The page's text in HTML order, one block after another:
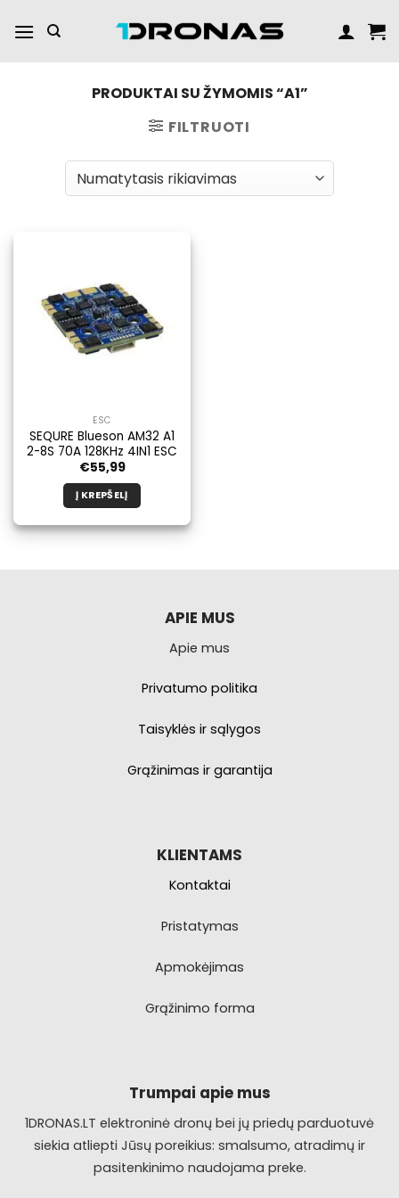
turinį
PRODUKTAI SU ŽYMOMIS “A1”
FILTRUOTI
ESC
SEQURE Blueson AM32 A1
2-8S 70A 128KHz 4IN1 ESC
€55,99
Į KREPŠELĮ
APIE MUS
Apie mus
Privatumo politika
Taisyklės ir sąlygos
Grąžinimas ir garantija
KLIENTAMS
Kontaktai
Pristatymas
Apmokėjimas
Grąžinimo forma
Trumpai apie mus
1DRONAS.LT elektroninė dronų bei jų priedų parduotuvė
siekia atliepti Jūsų poreikius: smalsumo, atradimų ir
pasitenkinimo naudojama preke.